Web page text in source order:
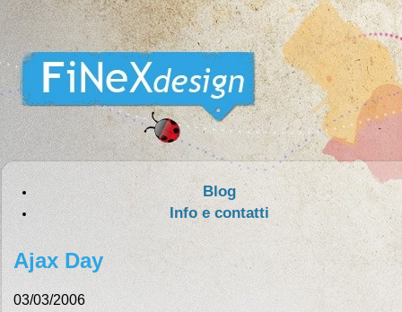
Blog
Info e contatti
Ajax Day
03/03/2006